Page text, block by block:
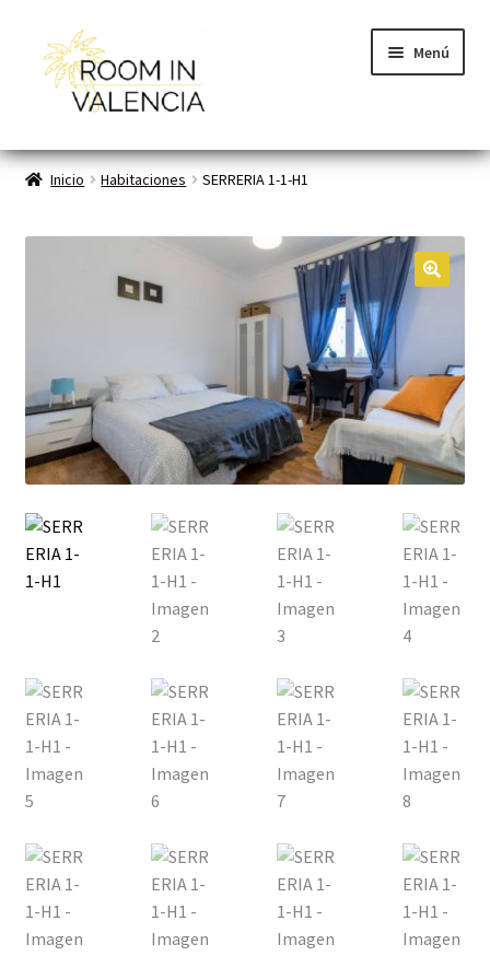
Menú
Inicio
Planes VLC
Mi cuenta
Inicio Habitaciones SERRERIA 1-1-H1